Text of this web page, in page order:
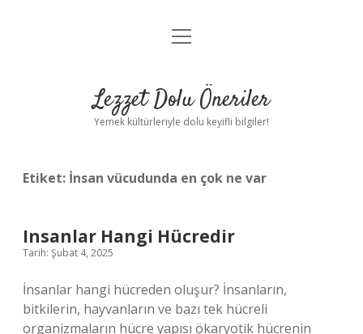
Anasayfa
Yasal Uyarı
menüyü
Lezzet Dolu Öneriler
Yemek kültürleriyle dolu keyifli bilgiler!
Etiket: İnsan vücudunda en çok ne var
Insanlar Hangi Hücredir
Tarih: Şubat 4, 2025
İnsanlar hangi hücreden oluşur? İnsanların,
bitkilerin, hayvanların ve bazı tek hücreli
organizmaların hücre yapısı ökaryotik hücrenin